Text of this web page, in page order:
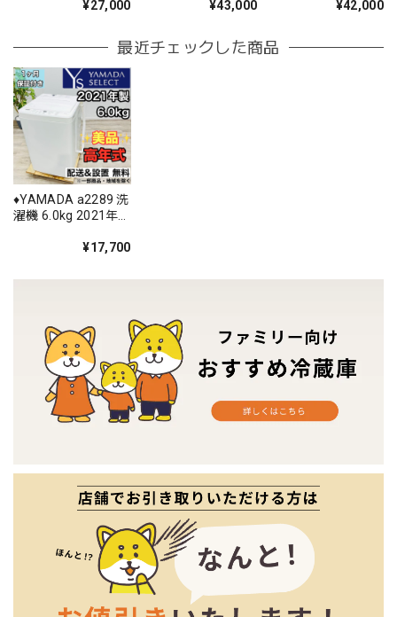
¥27,000 ¥43,000 ¥42,000
最近チェックした商品
♦️YAMADA a2289 洗
濯機 6.0kg 2021年
¥17,700